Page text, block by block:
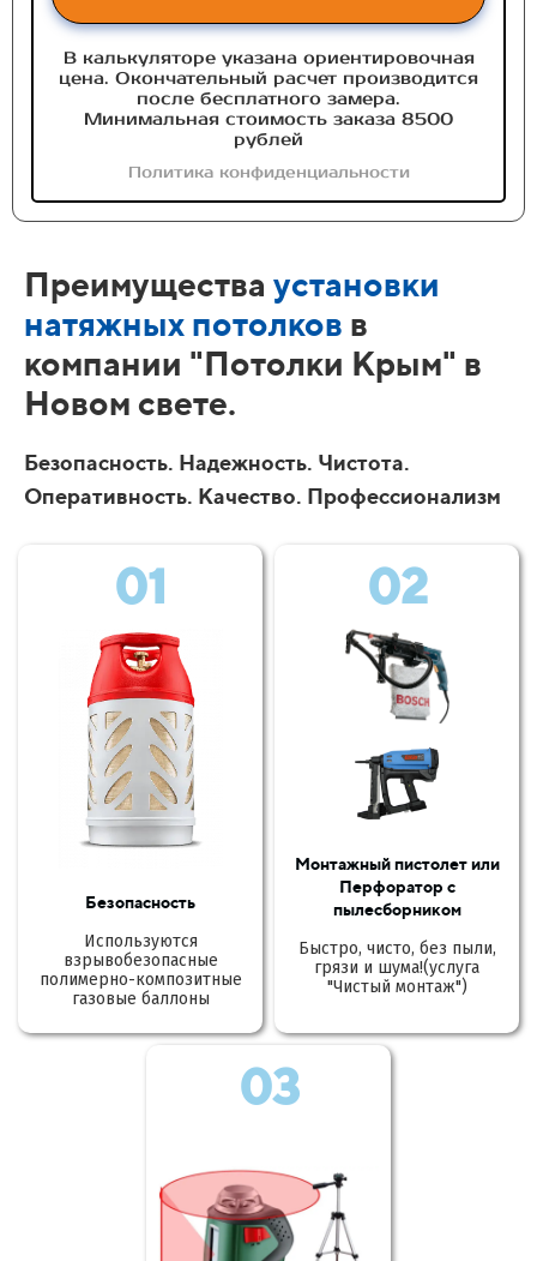
В калькуляторе указана ориентировочная
цена. Окончательный расчет производится
после бесплатного замера.
Минимальная стоимость заказа 8500
рублей
Политика конфиденциальности
Преимущества установки
натяжных потолков в
компании "Потолки Крым" в
Новом свете.
Безопасность. Надежность. Чистота.
Оперативность. Качество. Профессионализм
01
Безопасность
Используются
взрывобезопасные
полимерно-композитные
газовые баллоны
02
Монтажный пистолет или
Перфоратор с
пылесборником
Быстро, чисто, без пыли,
грязи и шума!(услуга
"Чистый монтаж")
03